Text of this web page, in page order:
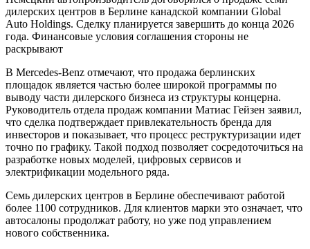
дилерских центров в Берлине канадской компании Global
Auto Holdings. Сделку планируется завершить до конца 2026
года. Финансовые условия соглашения стороны не
раскрывают
В Mercedes-Benz отмечают, что продажа берлинских
площадок является частью более широкой программы по
выводу части дилерского бизнеса из структуры концерна.
Руководитель отдела продаж компании Матиас Гейзен заявил,
что сделка подтверждает привлекательность бренда для
инвесторов и показывает, что процесс реструктуризации идет
точно по графику. Такой подход позволяет сосредоточиться на
разработке новых моделей, цифровых сервисов и
электрификации модельного ряда.
Семь дилерских центров в Берлине обеспечивают работой
более 1100 сотрудников. Для клиентов марки это означает, что
автосалоны продолжат работу, но уже под управлением
нового собственника.